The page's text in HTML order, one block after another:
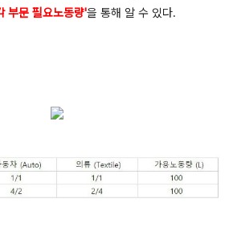
부문 필요노동량'을 통해 알 수 있다.